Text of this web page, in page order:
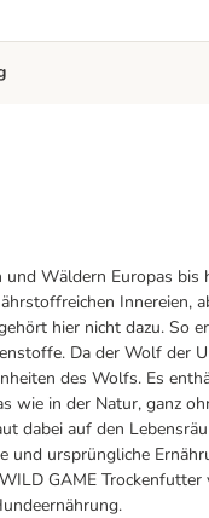
Wäldern Europas
Innereien,
hier nicht dazu. So
Da der Wolf der
des Wolfs. Es
in der Natur, ganz
dabei auf den
und ursprüngliche
GAME Trockenfutter